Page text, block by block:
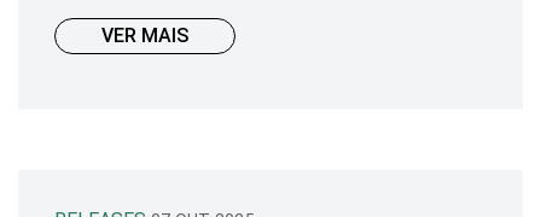
VER MAIS